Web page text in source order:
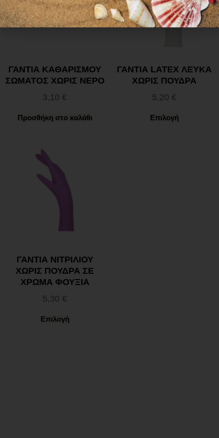
ΓΑΝΤΙΑ ΚΑΘΑΡΙΣΜΟΥ
ΣΩΜΑΤΟΣ ΧΩΡΙΣ ΝΕΡΟ
3,10 €
Προσθήκη στο καλάθι
ΓΑΝΤΙΑ LATEX ΛΕΥΚΑ
ΧΩΡΙΣ ΠΟΥΔΡΑ
5,20 €
Επιλογή
ΓΑΝΤΙΑ ΝΙΤΡΙΛΙΟΥ
ΧΩΡΙΣ ΠΟΥΔΡΑ ΣΕ
ΧΡΩΜΑ ΦΟΥΞΙΑ
5,30 €
Επιλογή